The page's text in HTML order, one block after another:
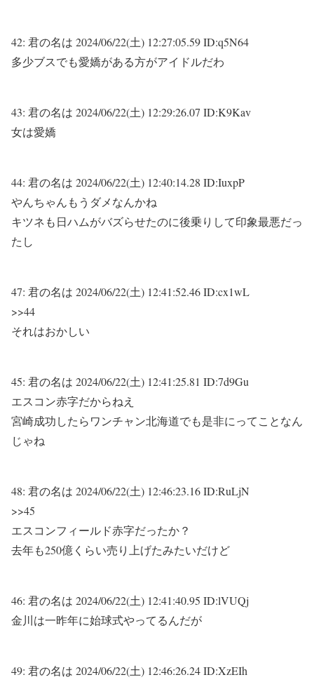
42: 君の名は 2024/06/22(土) 12:27:05.59 ID:q5N64
多少ブスでも愛嬌がある方がアイドルだわ
43: 君の名は 2024/06/22(土) 12:29:26.07 ID:K9Kav
女は愛嬌
44: 君の名は 2024/06/22(土) 12:40:14.28 ID:IuxpP
やんちゃんもうダメなんかね
キツネも日ハムがバズらせたのに後乗りして印象最悪だっ
たし
47: 君の名は 2024/06/22(土) 12:41:52.46 ID:cx1wL
>>44
それはおかしい
45: 君の名は 2024/06/22(土) 12:41:25.81 ID:7d9Gu
エスコン赤字だからねえ
宮崎成功したらワンチャン北海道でも是非にってことなん
じゃね
48: 君の名は 2024/06/22(土) 12:46:23.16 ID:RuLjN
>>45
エスコンフィールド赤字だったか？
去年も250億くらい売り上げたみたいだけど
46: 君の名は 2024/06/22(土) 12:41:40.95 ID:lVUQj
金川は一昨年に始球式やってるんだが
49: 君の名は 2024/06/22(土) 12:46:26.24 ID:XzEIh